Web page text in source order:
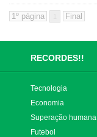
RECORDES!!
Tecnologia
Economia
Superação humana
Futebol